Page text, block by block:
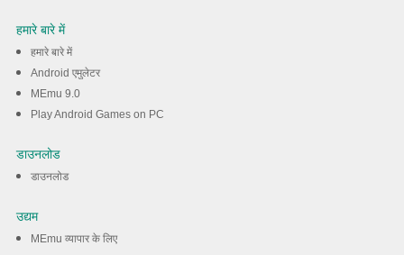
हमारे बारे में
हमारे बारे में
Android एमुलेटर
MEmu 9.0
Play Android Games on PC
डाउनलोड
डाउनलोड
उद्यम
MEmu व्यापार के लिए